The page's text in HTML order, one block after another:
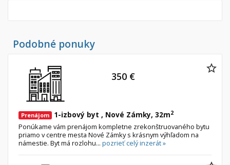
Podobné ponuky
Prenájom 1-izbový byt , Nové Zámky, 32m2
Ponúkame vám prenájom kompletne zrekonštruovaného bytu
priamo v centre mesta Nové Zámky s krásnym výhľadom na
námestie. Byt má rozlohu... pozrieť celý inzerát »
350 €